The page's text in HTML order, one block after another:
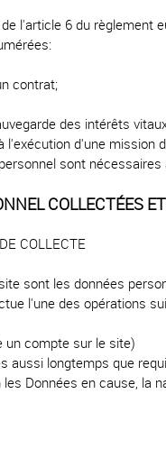
l'article 6 du
contrat;
des intérêts
d'une mission
sont
COLLECTÉES
COLLECTE
sont les données
l'une des opérations
un compte sur le site)
longtemps que
Données en cause,